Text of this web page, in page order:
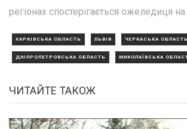
регіонах спостерігається ожеледиця
ХАРКІВСЬКА ОБЛАСТЬ ЛЬВІВ ЧЕРКАСЬКА ОБЛАСТЬ
ДНІПРОПЕТРОВСЬКА ОБЛАСТЬ МИКОЛАЇВСЬКА
ЧИТАЙТЕ ТАКОЖ